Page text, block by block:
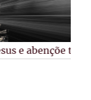
e abençõe